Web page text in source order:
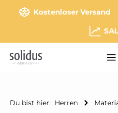
Zum Hauptinhalt springen
Kostenloser Versand
Du bist hier: Herren